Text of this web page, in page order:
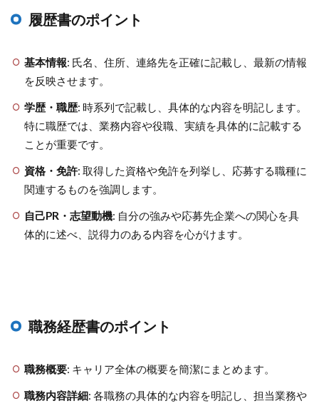
履歴書のポイント
基本情報: 氏名、住所、連絡先を正確に記載し、最新の情報
を反映させます。
学歴・職歴: 時系列で記載し、具体的な内容を明記します。
特に職歴では、業務内容や役職、実績を具体的に記載する
ことが重要です。
資格・免許: 取得した資格や免許を列挙し、応募する職種に
関連するものを強調します。
自己PR・志望動機: 自分の強みや応募先企業への関心を具
体的に述べ、説得力のある内容を心がけます。
職務経歴書のポイント
職務概要: キャリア全体の概要を簡潔にまとめます。
職務内容詳細: 各職務の具体的な内容を明記し、担当業務や